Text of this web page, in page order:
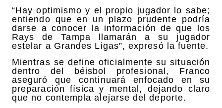
“Hay optimismo y el propio jugador lo sabe;
entiendo que en un plazo prudente podría
darse a conocer la información de que los
Rays de Tampa llamarán a su jugador
estelar a Grandes Ligas”, expresó la fuente.
Mientras se define oficialmente su situación
dentro del béisbol profesional, Franco
aseguró que continuará enfocado en su
preparación física y mental, dejando claro
que no contempla alejarse del deporte.